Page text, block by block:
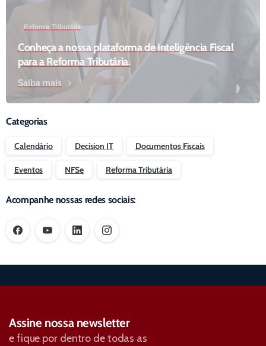
Reforma Tributária
Conheça a nossa plataforma de Inteligência Fiscal
para a Reforma Tributária.
Saiba mais
Categorias
Calendário Decision IT Documentos Fiscais
Eventos NFSe Reforma Tributária
Acompanhe nossas redes sociais:
Assine nossa newsletter
e fique por dentro de todas as